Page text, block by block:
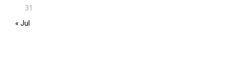
31
« Jul